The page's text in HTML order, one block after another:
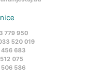
779 950
520 019
683
075
586